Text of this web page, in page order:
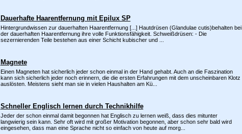
Dauerhafte Haarentfernung mit Epilux SP
Hintergrundwissen zur dauerhaften Haarentfernung [...] Hautdrüsen (Glandulae cutis)behalten bei
der dauerhaften Haarentfernung ihre volle Funktionsfähigkeit. Schweißdrüsen: - Die
sezernierenden Teile bestehen aus einer Schicht kubischer und ...
Magnete
Einen Magneten hat sicherlich jeder schon einmal in der Hand gehabt. Auch an die Faszination
kann sich sicherlich jeder noch erinnern, die die ersten Erfahrungen mit dem unscheinbaren Klotz
auslösten. Meistens sieht man sie in vielen Haushalten am Kü...
Schneller Englisch lernen durch Technikhilfe
Jeder der schon einmal damit begonnen hat Englisch zu lernen weiß, dass dies mitunter
langwierig sein kann. Sehr oft wird mit großer Motivation begonnen, aber schon sehr bald wird
eingesehen, dass man eine Sprache nicht so einfach von heute auf morg...